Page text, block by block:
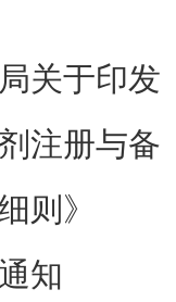
关于印发
注册与备
则》
知